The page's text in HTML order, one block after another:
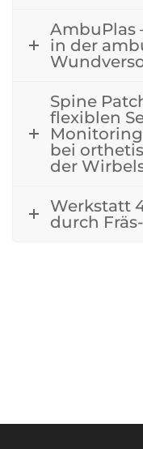
AmbuPlas
in der
Spine
flexiblen
bei
der
Werkstatt
durch